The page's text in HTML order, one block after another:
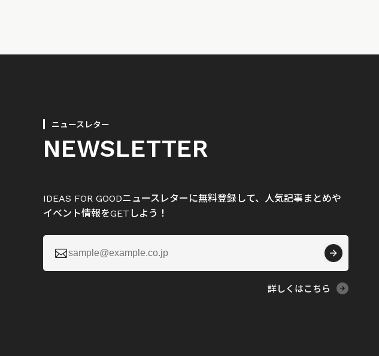
ニュースレター
NEWSLETTER
IDEAS FOR GOODニュースレターに無料登録して、人気記事まとめや
イベント情報をGETしよう！

詳しくはこちら